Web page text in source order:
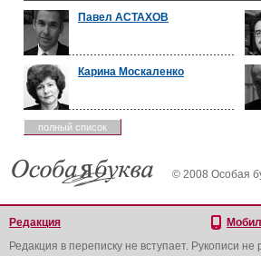
Павел АСТАХОВ
Карина Москаленко
полный список
© 2008 Особая
Редакция
Редакция в переписку не вступает. Рукописи